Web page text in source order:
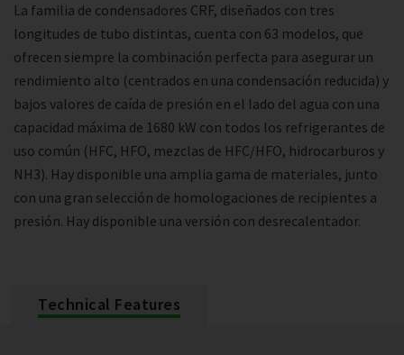
La familia de condensadores CRF, diseñados con tres
longitudes de tubo distintas, cuenta con 63 modelos, que
ofrecen siempre la combinación perfecta para asegurar un
rendimiento alto (centrados en una condensación reducida) y
bajos valores de caída de presión en el lado del agua con una
capacidad máxima de 1680 kW con todos los refrigerantes de
uso común (HFC, HFO, mezclas de HFC/HFO, hidrocarburos y
NH3). Hay disponible una amplia gama de materiales, junto
con una gran selección de homologaciones de recipientes a
presión. Hay disponible una versión con desrecalentador.
Technical Features